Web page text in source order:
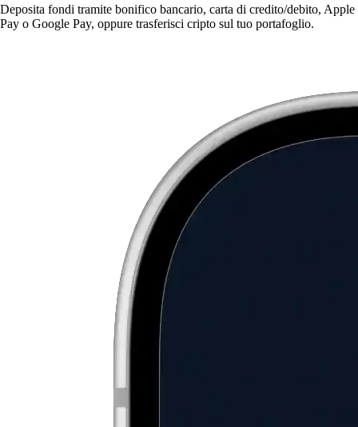
Deposita fondi tramite bonifico bancario, carta di credito/debito, Apple
Pay o Google Pay, oppure trasferisci cripto sul tuo portafoglio.